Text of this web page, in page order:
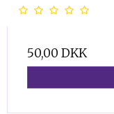
50,00 DKK